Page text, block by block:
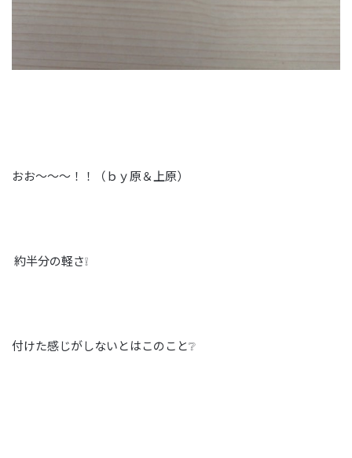
おお～～～！！（ｂｙ原＆上原）
約半分の軽さ❕
付けた感じがしないとはこのこと❔